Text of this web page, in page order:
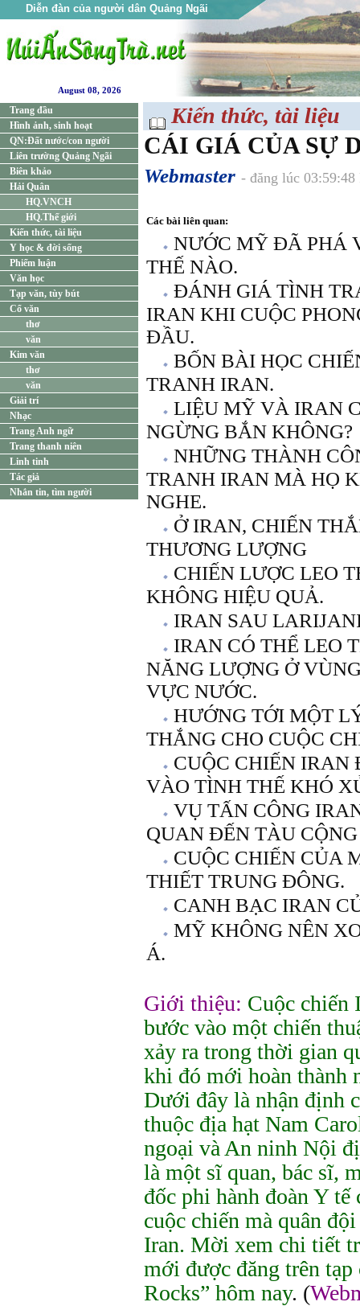
Diễn đàn của người dân Quảng Ngãi
August 08, 2026
Trang đầu
Hình ảnh, sinh hoạt
QN:Đất nước/con người
Liên trường Quảng Ngãi
Biên khảo
Hải Quân
HQ.VNCH
HQ.Thế giới
Kiến thức, tài liệu
Y học & đời sống
Phiếm luận
Văn học
Tạp văn, tùy bút
Cổ văn
thơ
văn
Kim văn
thơ
văn
Giải trí
Nhạc
Trang Anh ngữ
Trang thanh niên
Linh tinh
Tác giả
Nhắn tin, tìm người
Kiến thức, tài liệu
CÁI GIÁ CỦA SỰ
Webmaster - đăng lúc
Các bài liên quan:
NƯỚC MỸ ĐÃ PHÁ
THẾ NÀO.
ĐÁNH GIÁ TÌNH
IRAN KHI CUỘC
ĐẦU.
BỐN BÀI HỌC
TRANH IRAN.
LIỆU MỸ VÀ IRAN
NGỪNG BẮN KHÔNG?
NHỮNG THÀNH
TRANH IRAN MÀ HỌ
NGHE.
Ở IRAN, CHIẾN
THƯƠNG LƯỢNG
CHIẾN LƯỢC LEO
KHÔNG HIỆU QUẢ.
IRAN SAU
IRAN CÓ THỂ LEO
NĂNG LƯỢNG Ở
VỰC NƯỚC.
HƯỚNG TỚI MỘT
THẮNG CHO CUỘC
CUỘC CHIẾN
VÀO TÌNH THẾ KHÓ
VỤ TẤN CÔNG
QUAN ĐẾN TÀU CỘNG
CUỘC CHIẾN CỦA
THIẾT TRUNG ĐÔNG.
CANH BẠC IRAN
MỸ KHÔNG NÊN
Á.
Giới thiệu: Cuộc chiến
bước vào một chiến
xảy ra trong thời gian
khi đó mới hoàn thành
Dưới đây là nhận định
thuộc địa hạt Nam
ngoại và An ninh Nội
là một sĩ quan, bác sĩ,
đốc phi hành đoàn Y
cuộc chiến mà quân
Iran. Mời xem chi tiết
mới được đăng trên tạp
Rocks” hôm nay. (